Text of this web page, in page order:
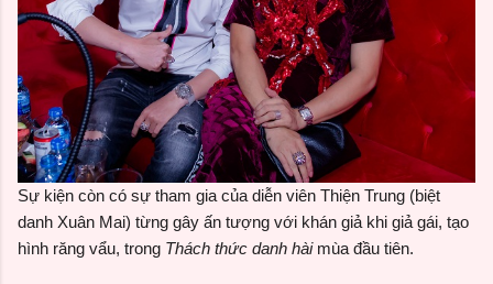
Sự kiện còn có sự tham gia của diễn viên Thiện Trung (biệt
danh Xuân Mai) từng gây ấn tượng với khán giả khi giả gái, tạo
hình răng vẩu, trong Thách thức danh hàimùa đầu tiên.